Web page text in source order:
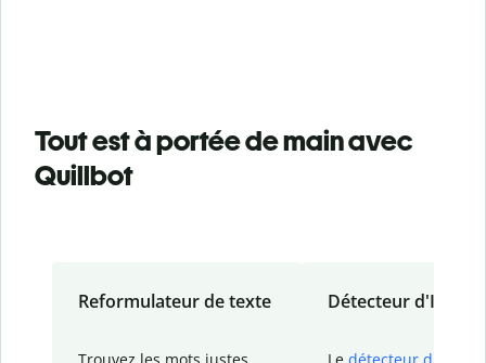
Tout est à portée de main avec
Quillbot
Reformulateur de texte Détecteur d'IA